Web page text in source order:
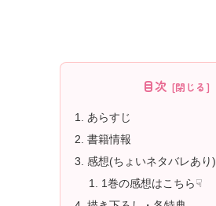
目次
あらすじ
書籍情報
感想(ちょいネタバレあり)
1巻の感想はこちら☟